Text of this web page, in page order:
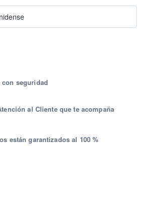
seguridad
al Cliente que te acompaña
están garantizados al 100 %